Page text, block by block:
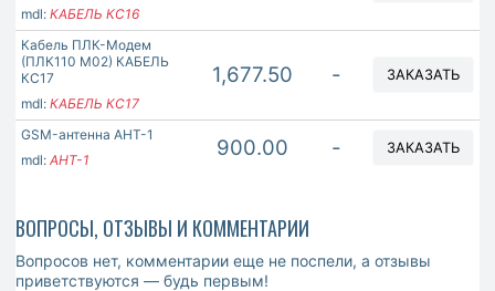
mdl: КАБЕЛЬ КС16
Кабель ПЛК-Модем
(ПЛК110 М02) КАБЕЛЬ
КС17
mdl: КАБЕЛЬ КС17
1,677.50 - ЗАКАЗАТЬ
GSM-антенна АНТ-1
mdl: АНТ-1 900.00 - ЗАКАЗАТЬ
ВОПРОСЫ, ОТЗЫВЫ И КОММЕНТАРИИ
Вопросов нет, комментарии еще не поспели, а отзывы
приветствуются — будь первым!